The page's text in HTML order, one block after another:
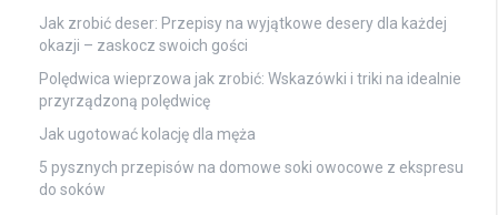
Jak zrobić deser: Przepisy na wyjątkowe desery dla każdej
okazji – zaskocz swoich gości
Polędwica wieprzowa jak zrobić: Wskazówki i triki na idealnie
przyrządzoną polędwicę
Jak ugotować kolację dla męża
5 pysznych przepisów na domowe soki owocowe z ekspresu
do soków